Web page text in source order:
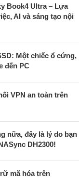
Book4 Ultra – Lựa
AI và sáng tạo nội
Một chiếc ổ cứng,
đến PC
VPN an toàn trên
nữa, đây là lý do bạn
DH2300!
mã hóa trên